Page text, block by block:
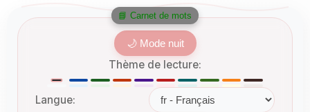
🌙 Mode nuit
Thème de lecture:
Langue:
📘 Carnet de mots